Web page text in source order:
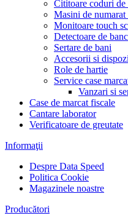
Cititoare coduri de
Masini de numarat
Monitoare touch
Detectoare de
Sertare de bani
Accesorii si
Role de hartie
Service case
Vanzari si
Case de marcat fiscale
Cantare laborator
Verificatoare de greutate
Informaţii
Despre Data Speed
Politica Cookie
Magazinele noastre
Producători